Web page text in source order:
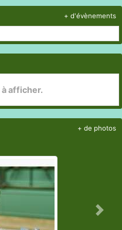
+ d'évènements
afficher.
+ de photos